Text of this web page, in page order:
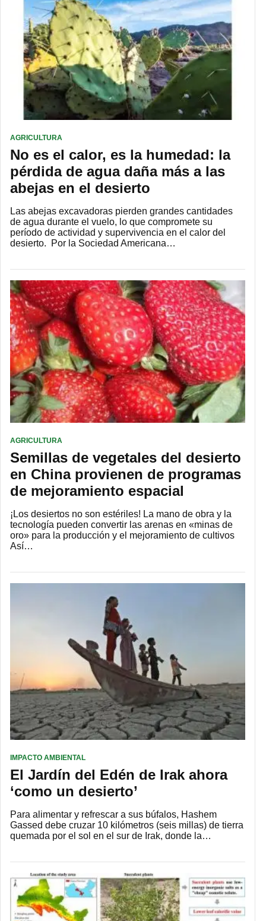
AGRICULTURA
No es el calor, es la humedad: la
pérdida de agua daña más a las
abejas en el desierto
Las abejas excavadoras pierden grandes cantidades
de agua durante el vuelo, lo que compromete su
período de actividad y supervivencia en el calor del
desierto. Por la Sociedad Americana…
AGRICULTURA
Semillas de vegetales del desierto
en China provienen de programas
de mejoramiento espacial
¡Los desiertos no son estériles! La mano de obra y la
tecnología pueden convertir las arenas en «minas de
oro» para la producción y el mejoramiento de cultivos
Así…
IMPACTO AMBIENTAL
El Jardín del Edén de Irak ahora
‘como un desierto’
Para alimentar y refrescar a sus búfalos, Hashem
Gassed debe cruzar 10 kilómetros (seis millas) de tierra
quemada por el sol en el sur de Irak, donde la…